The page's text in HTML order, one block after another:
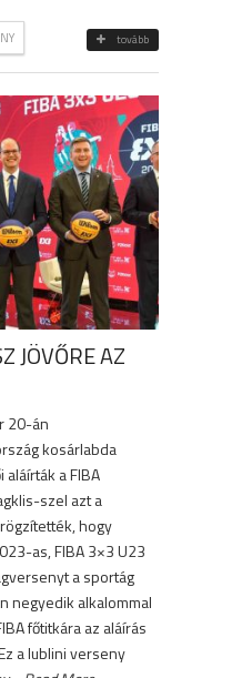
tovább
JÖVŐRE AZ
20-án
kosárlabda
a FIBA
szel azt a
hogy
as, FIBA 3×3 U23
a sportág
negyedik alkalommal
főtitkára az aláírás
a lublini verseny